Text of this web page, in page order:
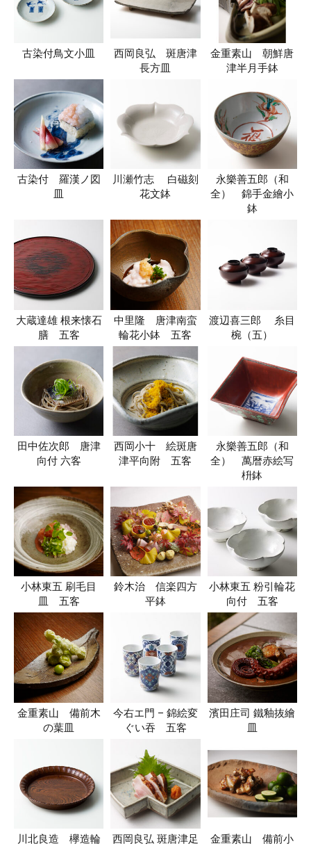
古染付鳥文小皿
西岡良弘 斑唐津
長方皿
金重素山 朝鮮唐
津半月手鉢
古染付 羅漢ノ図
皿
川瀬竹志 白磁刻
花文鉢
永樂善五郎（和
全） 錦手金繪小
鉢
大蔵達雄 根来懐石
膳 五客
中里隆 唐津南蛮
輪花小鉢 五客
渡辺喜三郎 糸目
椀（五）
田中佐次郎 唐津
向付 六客
西岡小十 絵斑唐
津平向附 五客
永樂善五郎（和
全） 萬暦赤絵写
枡鉢
小林東五 刷毛目
皿 五客
鈴木治 信楽四方
平鉢
小林東五 粉引輪花
向付 五客
金重素山 備前木
の葉皿
今右エ門 – 錦絵変
ぐい吞 五客
濱田庄司 鐵釉抜繪
皿
川北良造 欅造輪
西岡良弘 斑唐津足
金重素山 備前小